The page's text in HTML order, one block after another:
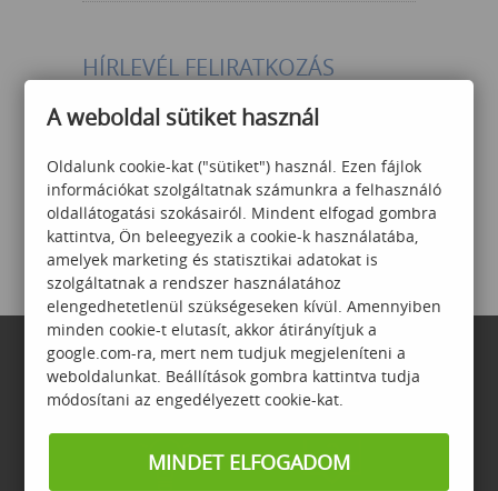
HÍRLEVÉL FELIRATKOZÁS
AzAdatvédelmi szabályzatot
megértettem és elfogadom,
feliratkozom a Számalk hírlevelére.
A weboldal sütiket használ
Oldalunk cookie-kat ("sütiket") használ. Ezen fájlok
információkat szolgáltatnak számunkra a felhasználó
oldallátogatási szokásairól. Mindent elfogad gombra
kattintva, Ön beleegyezik a cookie-k használatába,
amelyek marketing és statisztikai adatokat is
szolgáltatnak a rendszer használatához
elengedhetetlenül szükségeseken kívül. Amennyiben
minden cookie-t elutasít, akkor átirányítjuk a
google.com-ra, mert nem tudjuk megjeleníteni a
weboldalunkat. Beállítások gombra kattintva tudja
módosítani az engedélyezett cookie-kat.
MINDET ELFOGADOM